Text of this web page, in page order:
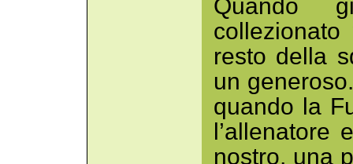
Quando
resto della
un
quando la
l’allenatore
nostro, una